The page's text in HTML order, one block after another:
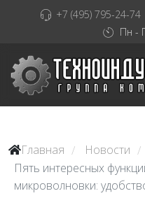
+7 (495) 795-24-74
Пн -
Главная / Новости /
Пять интересных
микроволновки: